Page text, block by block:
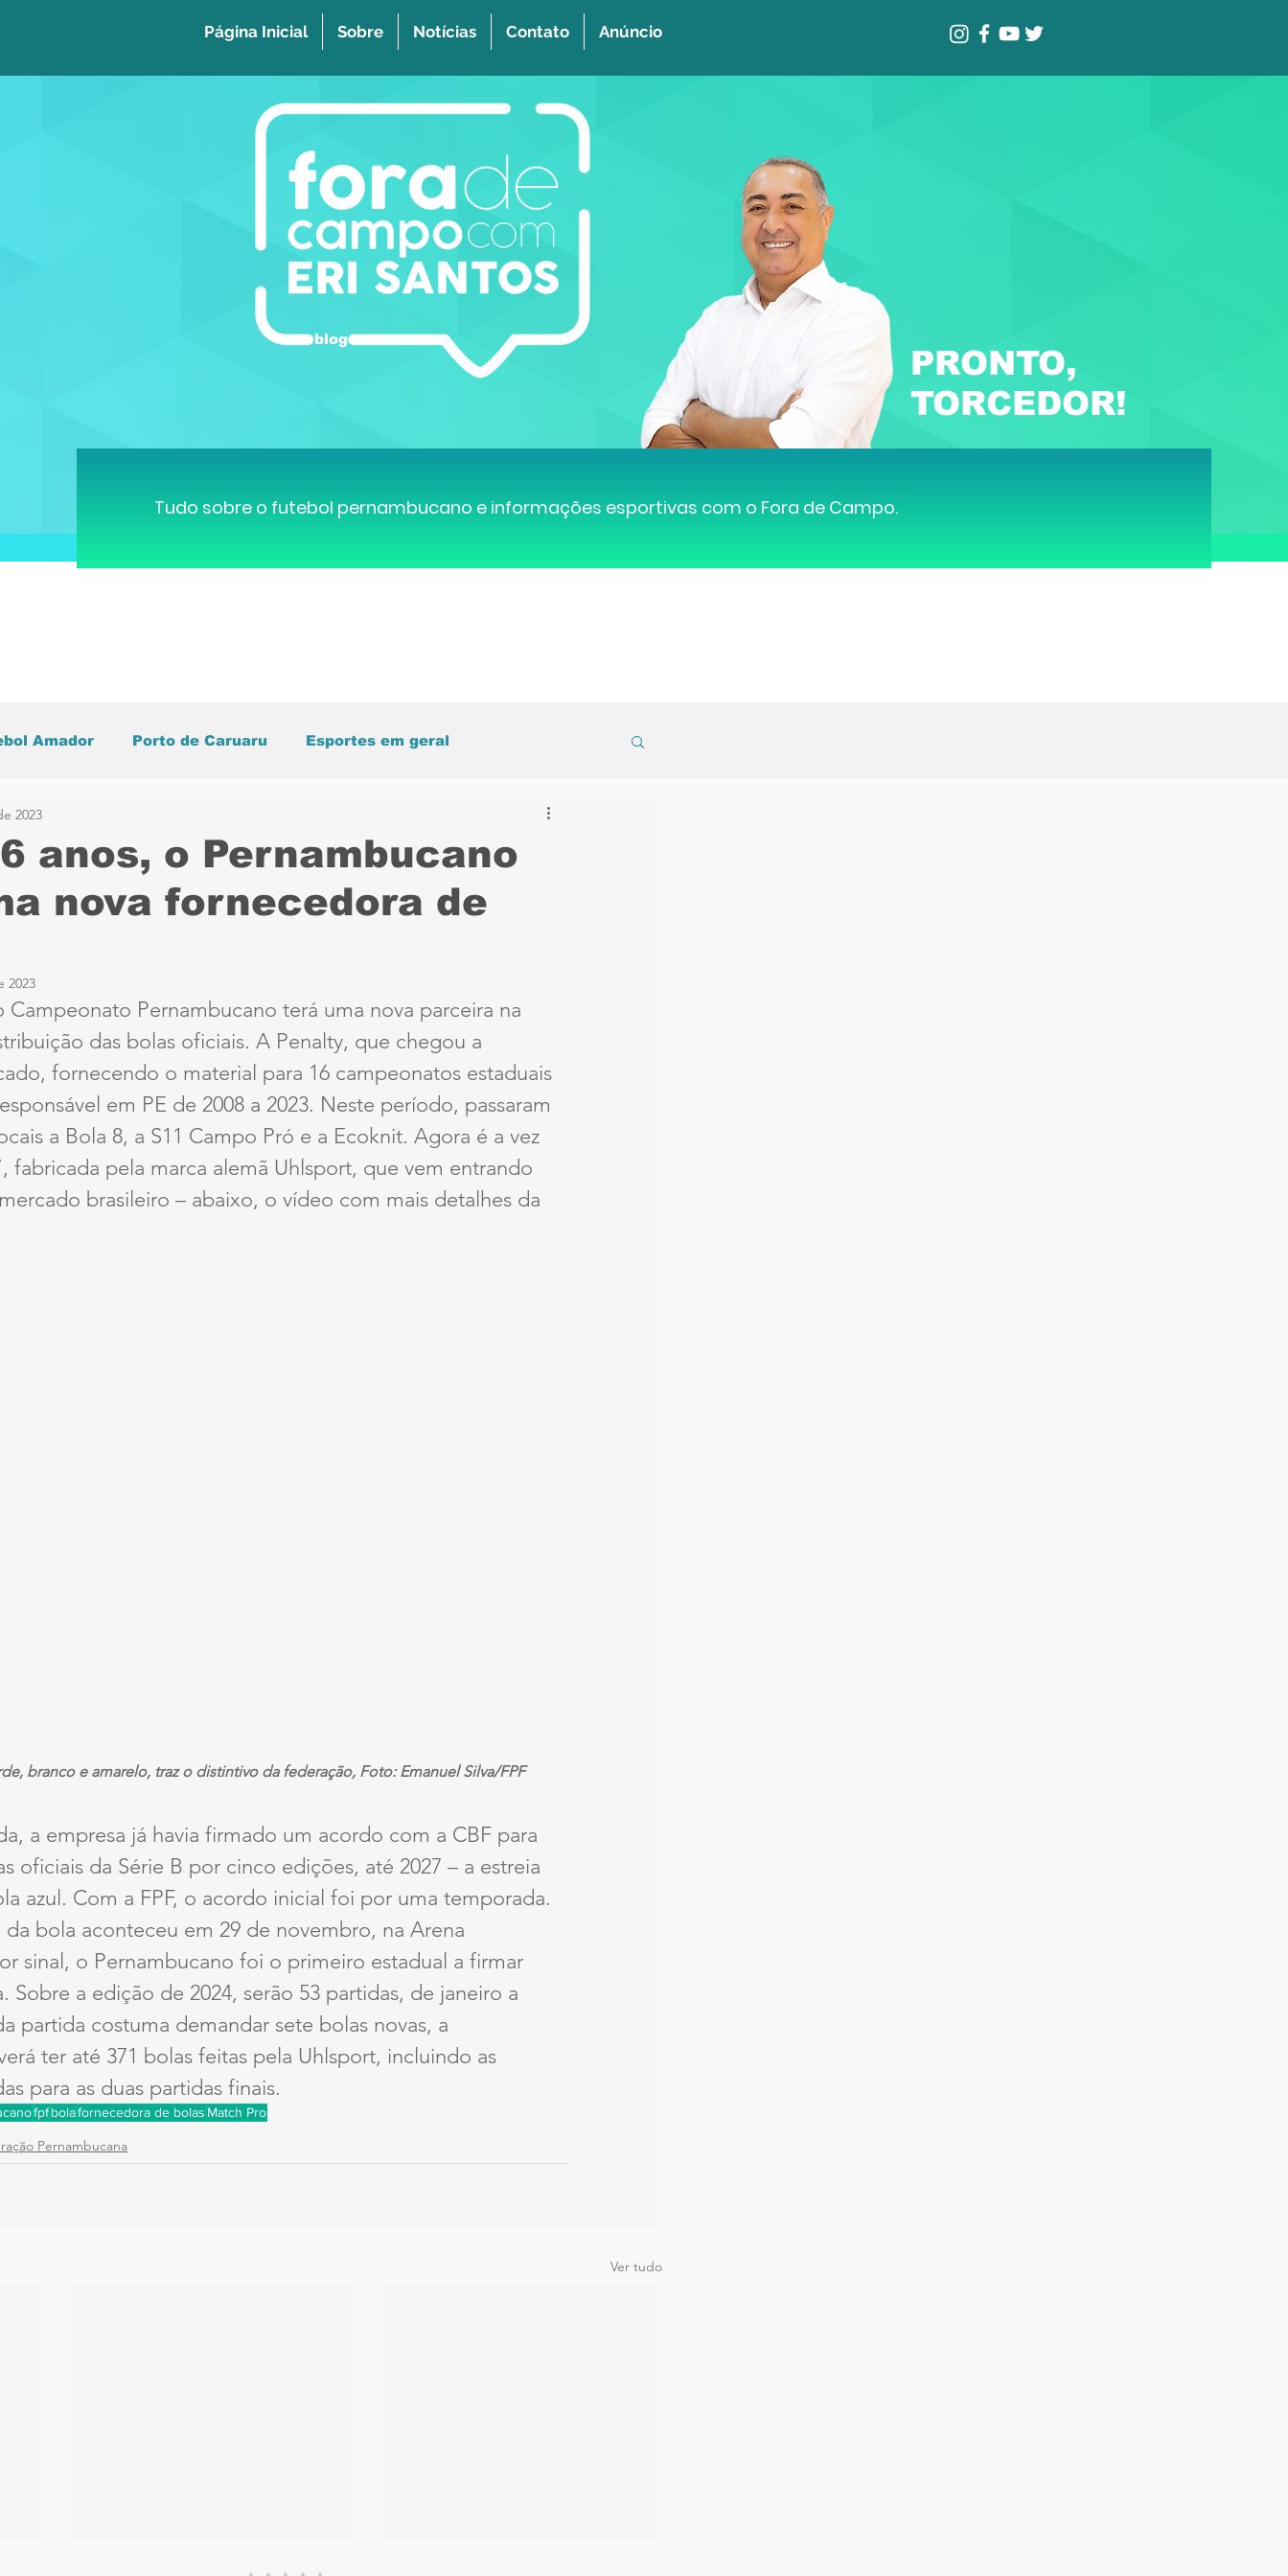
Página Inicial Sobre Notícias Contato Anúncio
PRONTO,
TORCEDOR!
blog
Tudo sobre o futebol pernambucano e informações esportivas com o Fora de Campo.
Amador Porto de Caruaru Esportes em geral
do Mundo Central de Caruaru
Sport Série B ciclismo parapan Destaque
Jogos Escolares Retrô CBF Arbitragem
Copa América
anos, o Pernambucano
nova fornecedora de
2023
2023
Campeonato Pernambucano terá uma nova parceira na
das bolas oficiais. A Penalty, que chegou a
fornecendo o material para 16 campeonatos estaduais
em PE de 2008 a 2023. Neste período, passaram
a Bola 8, a S11 Campo Pró e a Ecoknit. Agora é a vez
fabricada pela marca alemã Uhlsport, que vem entrando
brasileiro – abaixo, o vídeo com mais detalhes da
branco e amarelo, traz o distintivo da federação, Foto: Emanuel Silva/FPF
a empresa já havia firmado um acordo com a CBF para
oficiais da Série B por cinco edições, até 2027 – a estreia
azul. Com a FPF, o acordo inicial foi por uma temporada.
da bola aconteceu em 29 de novembro, na Arena
sinal, o Pernambucano foi o primeiro estadual a firmar
Sobre a edição de 2024, serão 53 partidas, de janeiro a
partida costuma demandar sete bolas novas, a
ter até 371 bolas feitas pela Uhlsport, incluindo as
para as duas partidas finais.
fpfbolafornecedora de bolas Match Pro
Pernambucana
Ver tudo